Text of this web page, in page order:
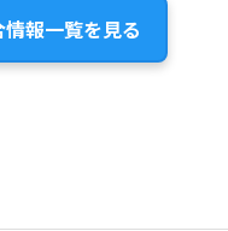
報一覧を見る